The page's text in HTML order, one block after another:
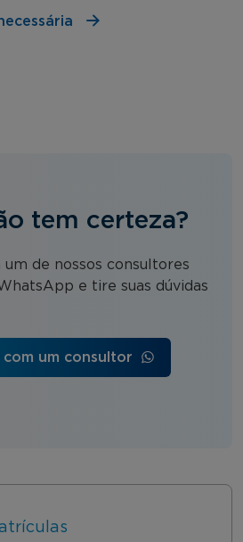
tem certeza?
um de nossos consultores
e tire suas dúvidas
com um consultor